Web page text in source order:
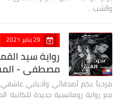
والشب…
29 يناير 2021
رواية سيد
مصطفي -
مرحباً بكم أصدقائي وأحبابي
مع رواية رومانسية جديدة